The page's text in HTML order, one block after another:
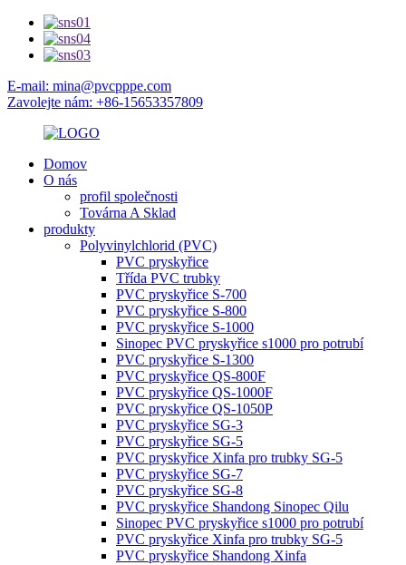
E-mail: mina@pvcpppe.com
Zavolejte nám: +86-15653357809
Domov
O nás
profil společnosti
Továrna A Sklad
produkty
Polyvinylchlorid (PVC)
PVC pryskyřice
Třída PVC trubky
PVC pryskyřice S-700
PVC pryskyřice S-800
PVC pryskyřice S-1000
Sinopec PVC pryskyřice s1000 pro potrubí
PVC pryskyřice S-1300
PVC pryskyřice QS-800F
PVC pryskyřice QS-1000F
PVC pryskyřice QS-1050P
PVC pryskyřice SG-3
PVC pryskyřice SG-5
PVC pryskyřice Xinfa pro trubky SG-5
PVC pryskyřice SG-7
PVC pryskyřice SG-8
PVC pryskyřice Shandong Sinopec Qilu
Sinopec PVC pryskyřice s1000 pro potrubí
PVC pryskyřice Xinfa pro trubky SG-5
PVC pryskyřice Shandong Xinfa